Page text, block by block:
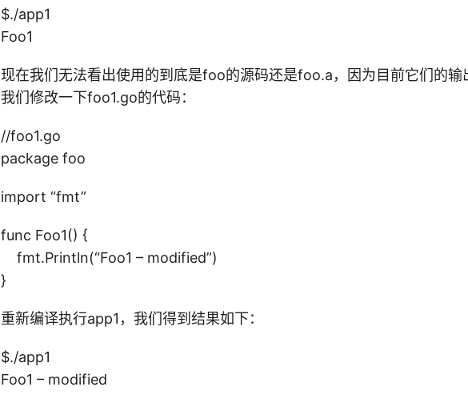
$./app1
Foo1
现在我们无法看出使用的到底是foo的源码还是foo.a，因为目前它们的输
我们修改一下foo1.go的代码：
//foo1.go
package foo
import “fmt”
func Foo1() {
fmt.Println(“Foo1 – modified”)
}
重新编译执行app1，我们得到结果如下：
$./app1
Foo1 – modified